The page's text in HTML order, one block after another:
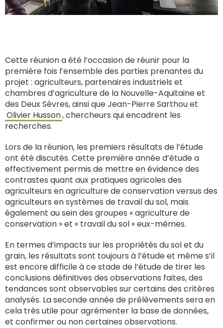
Cette réunion a été l’occasion de réunir pour la
première fois l’ensemble des parties prenantes du
projet : agriculteurs, partenaires industriels et
chambres d’agriculture de la Nouvelle-Aquitaine et
des Deux Sèvres, ainsi que Jean-Pierre Sarthou et
Olivier Husson, chercheurs qui encadrent les
recherches.
Lors de la réunion, les premiers résultats de l’étude
ont été discutés. Cette première année d’étude a
effectivement permis de mettre en évidence des
contrastes quant aux pratiques agricoles des
agriculteurs en agriculture de conservation versus des
agriculteurs en systèmes de travail du sol, mais
également au sein des groupes « agriculture de
conservation » et « travail du sol » eux-mêmes.
En termes d’impacts sur les propriétés du sol et du
grain, les résultats sont toujours à l’étude et même s’il
est encore difficile à ce stade de l’étude de tirer les
conclusions définitives des observations faites, des
tendances sont observables sur certains des critères
analysés. La seconde année de prélèvements sera en
cela très utile pour agrémenter la base de données,
et confirmer ou non certaines observations.